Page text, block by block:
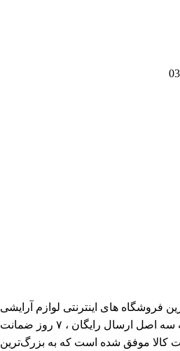
فروشگاه های اینترنتی لوازم آرایشی
بهداشتی و زیبایی با پایبندی به سه اصل ارسال رایگان ، ۷ روز ضمانت
کالا موفق شده است که به بزرگ‌ترین